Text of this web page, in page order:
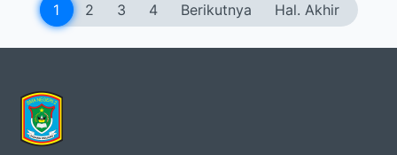
1 2 3 4 Berikutnya Hal. Akhir